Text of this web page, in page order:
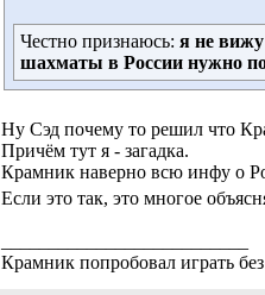
Честно признаюсь: я не
шахматы в России нужно
Ну Сэд почему то решил что
Причём тут я - загадка.
Крамник наверно всю инфу о
Если это так, это многое
Крамник попробовал играть